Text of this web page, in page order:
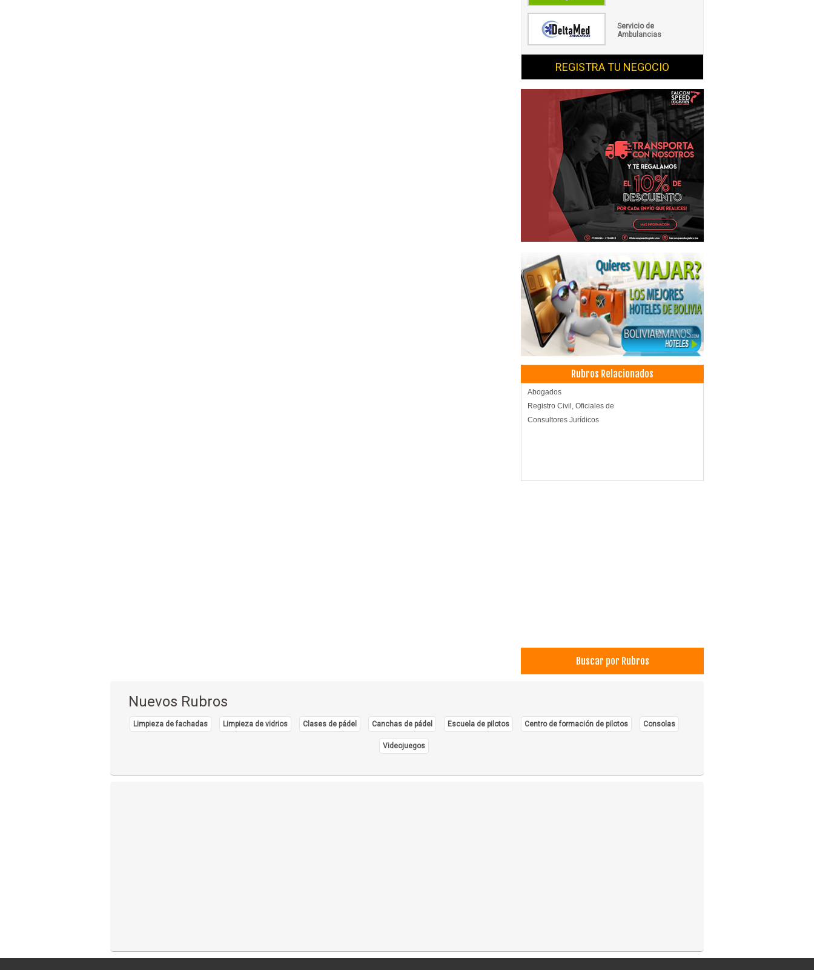
Servicio de
Ambulancias
REGISTRA TU NEGOCIO
Rubros Relacionados
Abogados
Registro Civil, Oficiales de
Consultores Jurídicos
Buscar por Rubros
Nuevos Rubros
Limpieza de fachadas Limpieza de vidrios Clases de pádel Canchas de pádel Escuela de pilotos Centro de formación de pilotos Consolas
Videojuegos